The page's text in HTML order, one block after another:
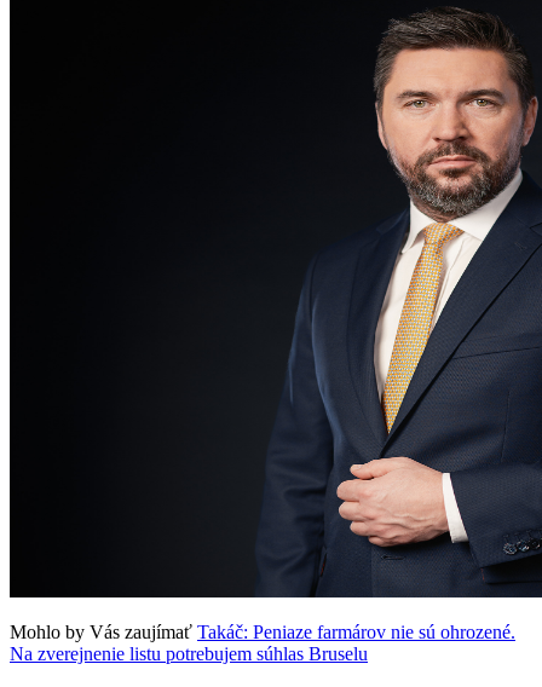
Mohlo by Vás zaujímať Takáč: Peniaze farmárov nie sú ohrozené.
Na zverejnenie listu potrebujem súhlas Bruselu